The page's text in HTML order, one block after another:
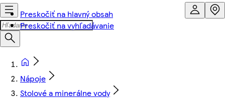
Preskočiť na hlavný obsah
Preskočiť na vyhľadávanie
Nápoje
Stolové a minerálne vody